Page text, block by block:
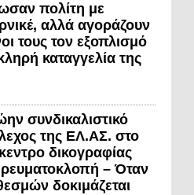
πολίτη με
αλλά αγοράζουν
τους τον εξοπλισμό
καταγγελία της
συνδικαλιστικό
της ΕΛ.ΑΣ. στο
δικογραφίας
ρευματοκλοπή – Όταν
δοκιμάζεται